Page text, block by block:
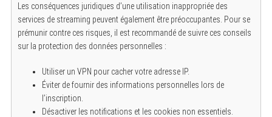
Les conséquences juridiques d’une utilisation inappropriée des
services de streaming peuvent également être préoccupantes. Pour se
prémunir contre ces risques, il est recommandé de suivre ces conseils
sur la protection des données personnelles :
Utiliser un VPN pour cacher votre adresse IP.
Éviter de fournir des informations personnelles lors de
l’inscription.
Désactiver les notifications et les cookies non essentiels.